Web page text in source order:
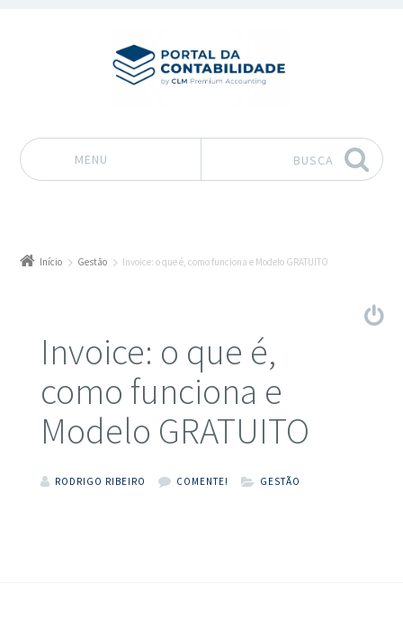
MENU BUSCA
Início Gestão Invoice: o que é, como funciona e Modelo GRATUITO
Invoice: o que é,
como funciona e
Modelo GRATUITO
RODRIGO RIBEIRO COMENTE! GESTÃO